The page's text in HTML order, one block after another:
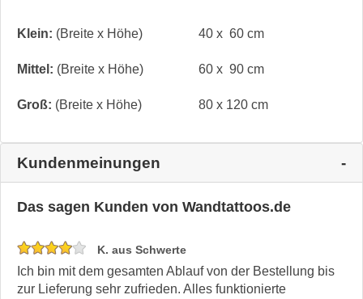
Klein: (Breite x Höhe) 40 x 60 cm
Mittel: (Breite x Höhe) 60 x 90 cm
Groß: (Breite x Höhe) 80 x 120 cm
Kundenmeinungen
Das sagen Kunden von Wandtattoos.de
K. aus Schwerte
Ich bin mit dem gesamten Ablauf von der Bestellung bis
zur Lieferung sehr zufrieden. Alles funktionierte